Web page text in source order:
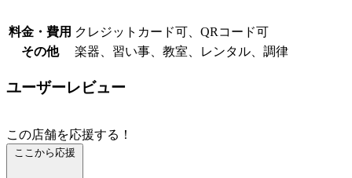
料金・費用 クレジットカード可、QRコード可
その他
楽器、習い事、教室、レンタル、調律
ユーザーレビュー
この店舗を応援する！
ここから応援